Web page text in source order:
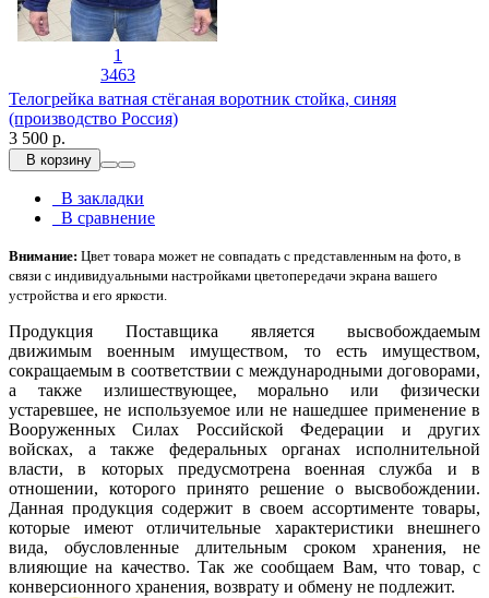
1
3463
Телогрейка ватная стёганая воротник стойка, синяя
(производство Россия)
3 500 р.
В корзину
В закладки
В сравнение
Внимание: Цвет товара может не совпадать с представленным на фото, в
связи с индивидуальными настройками цветопередачи экрана вашего
устройства и его яркости.
Продукция Поставщика является высвобождаемым
движимым военным имуществом, то есть имуществом,
сокращаемым в соответствии с международными договорами,
а также излишествующее, морально или физически
устаревшее, не используемое или не нашедшее применение в
Вооруженных Силах Российской Федерации и других
войсках, а также федеральных органах исполнительной
власти, в которых предусмотрена военная служба и в
отношении, которого принято решение о высвобождении.
Данная продукция содержит в своем ассортименте товары,
которые имеют отличительные характеристики внешнего
вида, обусловленные длительным сроком хранения, не
влияющие на качество. Так же сообщаем Вам, что товар, с
конверсионного хранения, возврату и обмену не подлежит.